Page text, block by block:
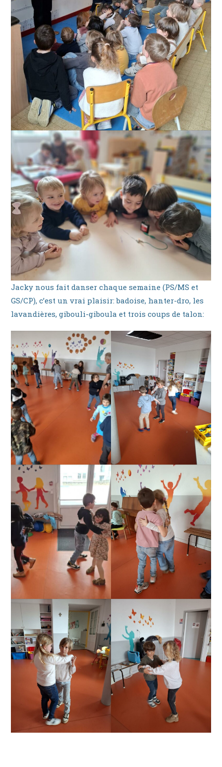
Jacky nous fait danser chaque semaine (PS/MS et
GS/CP), c’est un vrai plaisir: badoise, hanter-dro, les
lavandières, gibouli-giboula et trois coups de talon: